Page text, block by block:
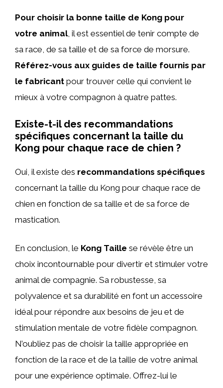
Pour choisir la bonne taille de Kong pour
votre animal, il est essentiel de tenir compte de
sa race, de sa taille et de sa force de morsure.
Référez-vous aux guides de taille fournis par
le fabricant pour trouver celle qui convient le
mieux à votre compagnon à quatre pattes.
Existe-t-il des recommandations
spécifiques concernant la taille du
Kong pour chaque race de chien ?
Oui, il existe des recommandations spécifiques
concernant la taille du Kong pour chaque race de
chien en fonction de sa taille et de sa force de
mastication.
En conclusion, le Kong Taille se révèle être un
choix incontournable pour divertir et stimuler votre
animal de compagnie. Sa robustesse, sa
polyvalence et sa durabilité en font un accessoire
idéal pour répondre aux besoins de jeu et de
stimulation mentale de votre fidèle compagnon.
N’oubliez pas de choisir la taille appropriée en
fonction de la race et de la taille de votre animal
pour une expérience optimale. Offrez-lui le